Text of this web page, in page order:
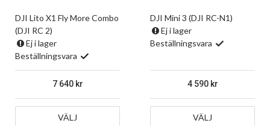
DJI Lito X1 Fly More Combo
(DJI RC 2)
Ej i lager
Beställningsvara
7 640
VÄLJ
DJI Mini 3 (DJI RC-N1)
Ej i lager
Beställningsvara
4 590
VÄLJ